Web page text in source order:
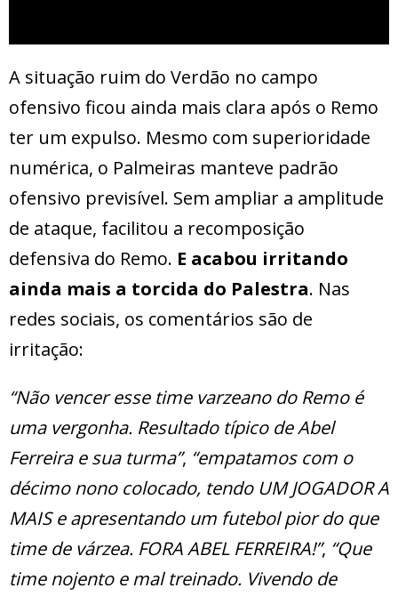
A situação ruim do Verdão no campo
ofensivo ficou ainda mais clara após o Remo
ter um expulso. Mesmo com superioridade
numérica, o Palmeiras manteve padrão
ofensivo previsível. Sem ampliar a amplitude
de ataque, facilitou a recomposição
defensiva do Remo. E acabou irritando
ainda mais a torcida do Palestra. Nas
redes sociais, os comentários são de
irritação:
“Não vencer esse time varzeano do Remo é
uma vergonha. Resultado típico de Abel
Ferreira e sua turma”, “empatamos com o
décimo nono colocado, tendo UM JOGADOR A
MAIS e apresentando um futebol pior do que
time de várzea. FORA ABEL FERREIRA!”, “Que
time nojento e mal treinado. Vivendo de